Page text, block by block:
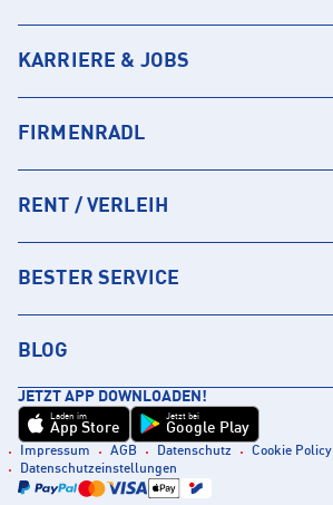
KARRIERE & JOBS
FIRMENRADL
RENT / VERLEIH
BESTER SERVICE
BLOG
JETZT APP DOWNLOADEN!
Laden im
App Store
Jetzt bei
Google Play
Impressum AGB Datenschutz
Cookie Policy
Datenschutzeinstellungen